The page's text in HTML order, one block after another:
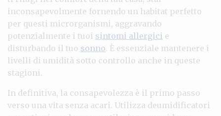
inconsapevolmente fornendo un habitat perfetto
per questi microrganismi, aggravando
potenzialmente i tuoi sintomi allergici e
disturbando il tuo sonno. È essenziale mantenere i
livelli di umidità sotto controllo anche in queste
stagioni.
In definitiva, la consapevolezza è il primo passo
verso una vita senza acari. Utilizza deumidificatori